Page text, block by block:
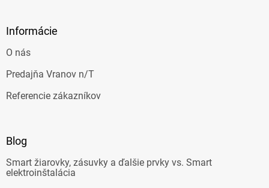
Informácie
O nás
Predajňa Vranov n/T
Referencie zákazníkov
Blog
Smart žiarovky, zásuvky a ďalšie prvky vs. Smart
elektroinštalácia